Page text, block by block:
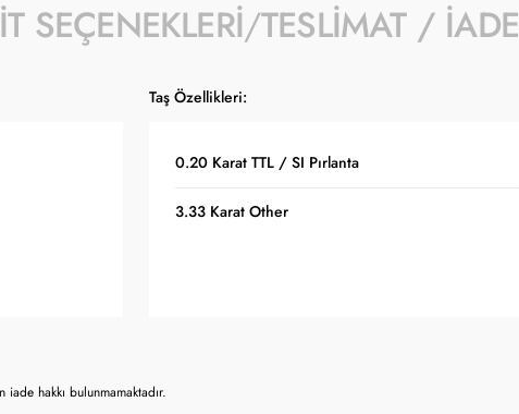
SEÇENEKLERI TESLIMAT / İADE
Taş Özellikleri:
0.20 Karat TTL / SI Pırlanta
3.33 Karat Other
hakkı bulunmamaktadır.